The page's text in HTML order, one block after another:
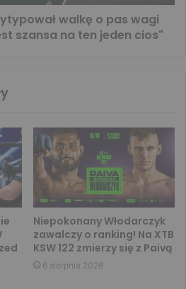
walkę o pas wagi
szansa na ten jeden cios"
Niepokonany Włodarczyk
zawalczy o ranking! Na XTB
KSW 122 zmierzy się z Paivą
6 sierpnia 2026